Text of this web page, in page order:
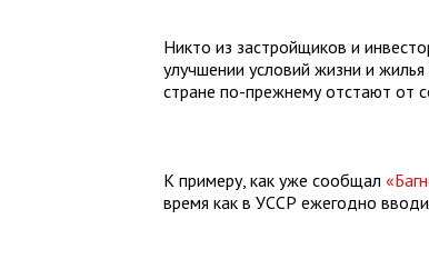
Никто из застройщиков и
улучшении условий жизни и
стране по-прежнему отстают от
К примеру, как уже сообщал
время как в УССР ежегодно